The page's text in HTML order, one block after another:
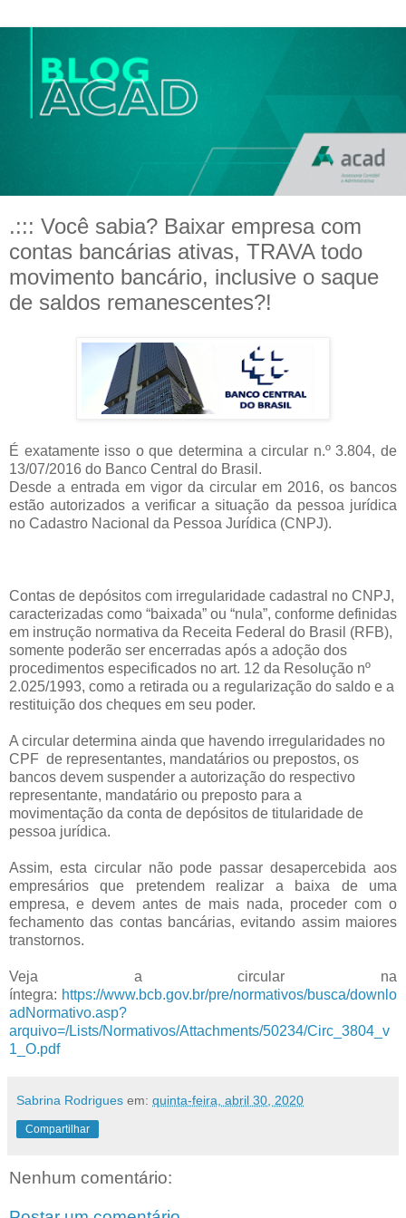
.::: Você sabia? Baixar empresa com
contas bancárias ativas, TRAVA todo
movimento bancário, inclusive o saque
de saldos remanescentes?!
É exatamente isso o que determina a circular n.º 3.804, de
13/07/2016 do Banco Central do Brasil.
Desde a entrada em vigor da circular em 2016, os bancos
estão autorizados a verificar a situação da pessoa jurídica
no Cadastro Nacional da Pessoa Jurídica (CNPJ).
Contas de depósitos com irregularidade cadastral no CNPJ,
caracterizadas como “baixada” ou “nula”, conforme definidas
em instrução normativa da Receita Federal do Brasil (RFB),
somente poderão ser encerradas após a adoção dos
procedimentos especificados no art. 12 da Resolução nº
2.025/1993, como a retirada ou a regularização do saldo e a
restituição dos cheques em seu poder.
A circular determina ainda que havendo irregularidades no
CPF de representantes, mandatários ou prepostos, os
bancos devem suspender a autorização do respectivo
representante, mandatário ou preposto para a
movimentação da conta de depósitos de titularidade de
pessoa jurídica.
Assim, esta circular não pode passar desapercebida aos
empresários que pretendem realizar a baixa de uma
empresa, e devem antes de mais nada, proceder com o
fechamento das contas bancárias, evitando assim maiores
transtornos.
Veja a circular na
íntegra: https://www.bcb.gov.br/pre/normativos/busca/downlo
adNormativo.asp?
arquivo=/Lists/Normativos/Attachments/50234/Circ_3804_v
1_O.pdf
Sabrina Rodrigues em: quinta-feira, abril 30, 2020
Compartilhar
Nenhum comentário: